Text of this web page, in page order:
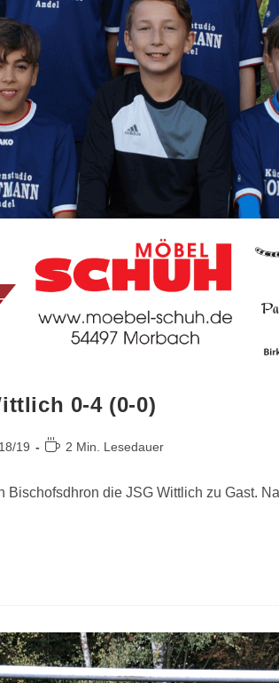
0-4 (0-0)
19 2 Min. Lesedauer
die JSG Wittlich zu Gast.